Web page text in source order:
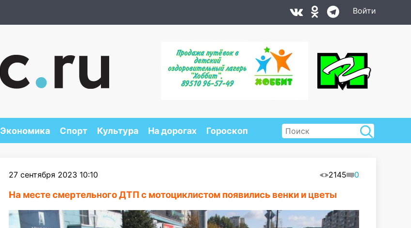
Войти
Экономика Спорт Культура На дорогах Гороскоп
27 сентября 2023 10:10 2145 0
На месте смертельного ДТП с мотоциклистом появились венки и цветы